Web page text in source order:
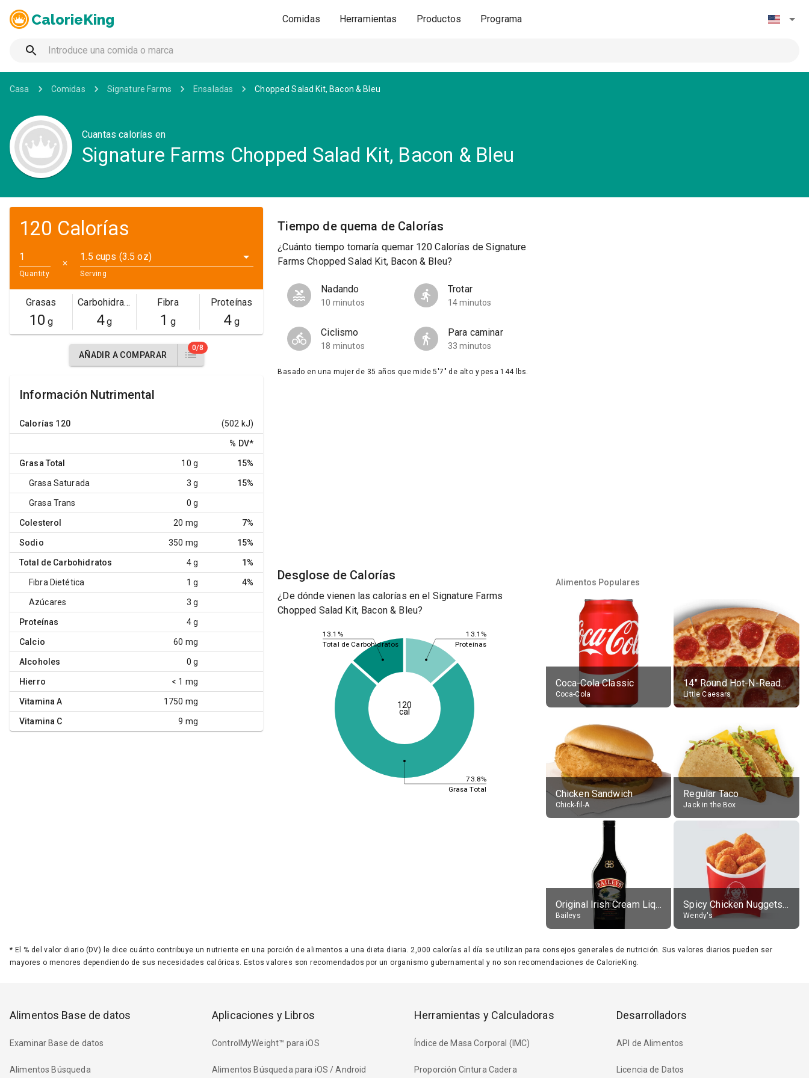
CalorieKing Comidas Herramientas Productos Programa
Casa Comidas Signature Farms Ensaladas Chopped Salad Kit, Bacon & Bleu
Cuantas calorías en
Signature Farms Chopped Salad Kit, Bacon & Bleu
120 Calorías
Quantity
✕
1.5 cups (3.5 oz)
Serving
Grasas
10 g
Carbohidratos
4g
Fibra
1 g
Proteínas
4g
AÑADIR A COMPARAR
0/8
Información Nutrimental
Calorías 120 (502 kJ)
% DV*
Grasa Total 10 g 15%
Grasa Saturada 3 g 15%
Grasa Trans 0 g
Colesterol 20 mg 7%
Sodio 350 mg 15%
Total de Carbohidratos 4 g 1%
Fibra Dietética 1 g 4%
Azúcares 3 g
Proteínas 4 g
Calcio 60 mg
Alcoholes 0 g
Hierro < 1 mg
Vitamina A 1750 mg
Vitamina C 9 mg
Tiempo de quema de Calorías
¿Cuánto tiempo tomaría quemar 120 Calorías de Signature
Farms Chopped Salad Kit, Bacon & Bleu?
Nadando
10 minutos
Trotar
14 minutos
Ciclismo
18 minutos
Para caminar
33 minutos
Basado en una mujer de 35 años que mide 5'7" de alto y pesa 144 lbs.
Desglose de Calorías
¿De dónde vienen las calorías en el Signature Farms
Chopped Salad Kit, Bacon & Bleu?
13.1%
73.8%
13.1%
Proteínas
Grasa Total
Total de Carbohidratos
120
cal
Alimentos Populares
Coca-Cola Classic
Coca-Cola
14" Round Hot-N-Ready Pepperoni Pizza
Little Caesars
Chicken Sandwich
Chick-fil-A
Regular Taco
Jack in the Box
Original Irish Cream Liqueur (17% alc.)
Baileys
Spicy Chicken Nuggets, without sauce
Wendy's
* El % del valor diario (DV) le dice cuánto contribuye un nutriente en una porción de alimentos a una dieta diaria. 2,000 calorías al día se utilizan para consejos generales de nutrición. Sus valores diarios pueden ser
mayores o menores dependiendo de sus necesidades calóricas. Estos valores son recomendados por un organismo gubernamental y no son recomendaciones de CalorieKing.
Alimentos Base de datos
Examinar Base de datos
Alimentos Búsqueda
Aplicaciones y Libros
ControlMyWeight™ para iOS
Alimentos Búsqueda para iOS / Android
Herramientas y Calculadoras
Índice de Masa Corporal (IMC)
Proporción Cintura Cadera
Desarrolladors
API de Alimentos
Licencia de Datos